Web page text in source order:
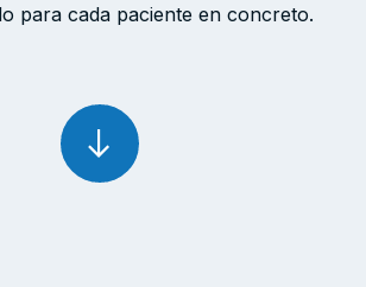
para cada paciente en concreto.
arrow_right_alt